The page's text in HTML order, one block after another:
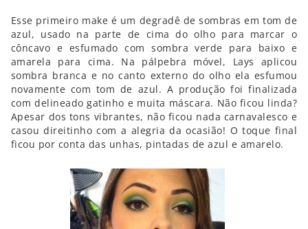
Esse primeiro make é um degradê de sombras em tom de
azul, usado na parte de cima do olho para marcar o
côncavo e esfumado com sombra verde para baixo e
amarela para cima. Na pálpebra móvel, Lays aplicou
sombra branca e no canto externo do olho ela esfumou
novamente com tom de azul. A produção foi finalizada
com delineado gatinho e muita máscara. Não ficou linda?
Apesar dos tons vibrantes, não ficou nada carnavalesco e
casou direitinho com a alegria da ocasião! O toque final
ficou por conta das unhas, pintadas de azul e amarelo.